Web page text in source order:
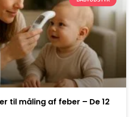
til måling af feber – De 12